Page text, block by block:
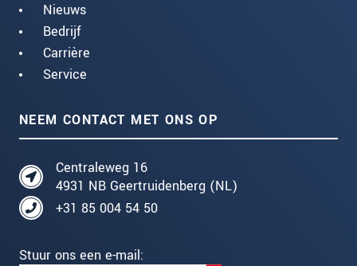
Nieuws
Bedrijf
Carrière
Service
NEEM CONTACT MET ONS OP
Centraleweg 16
4931 NB Geertruidenberg (NL)
+31 85 004 54 50
Stuur ons een e-mail: